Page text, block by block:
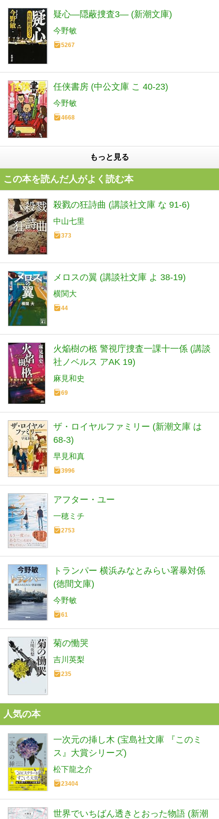
疑心―隠蔽捜査3― (新潮文庫)
今野敏
5267
任侠書房 (中公文庫 こ 40-23)
今野敏
4668
もっと見る
この本を読んだ人がよく読む本
殺戮の狂詩曲 (講談社文庫 な 91-6)
中山七里
373
メロスの翼 (講談社文庫 よ 38-19)
横関大
44
火焔樹の柩 警視庁捜査一課十一係 (講談
社ノベルス アAK 19)
麻見和史
69
ザ・ロイヤルファミリー (新潮文庫 は
68-3)
早見和真
3996
アフター・ユー
一穂ミチ
2753
トランパー 横浜みなとみらい署暴対係
(徳間文庫)
今野敏
61
菊の慟哭
吉川英梨
235
人気の本
一次元の挿し木 (宝島社文庫 『このミ
ス』大賞シリーズ)
松下龍之介
23404
世界でいちばん透きとおった物語 (新潮